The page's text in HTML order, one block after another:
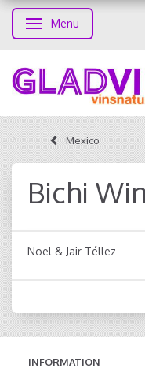
Toggle navigation
Menu
Mexico
Bichi
Noel & Jair Téllez
INFORMATION